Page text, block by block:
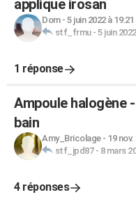
applique irosan
Dom- 5 juin 2022 à 19:21
stf_frmu- 5 juin
1 réponse
Ampoule halogène
bain
Amy_Bricolage- 19 nov.
stf_jpd87- 8 mars
4 réponses